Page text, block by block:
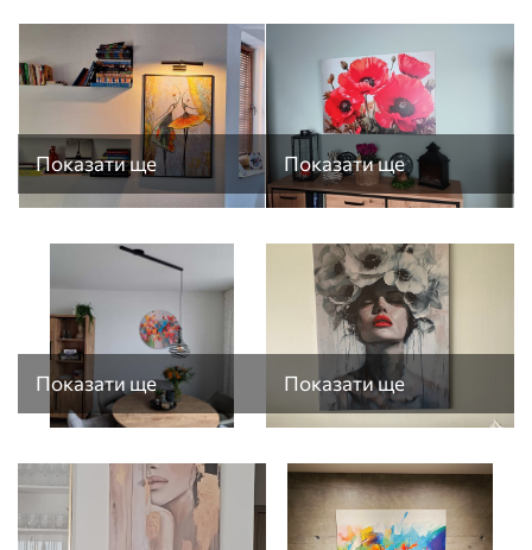
Показати ще Показати ще
Показати ще Показати ще